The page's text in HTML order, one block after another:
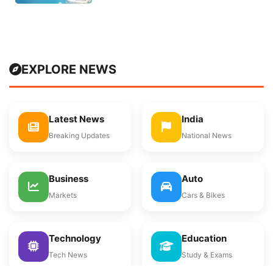
EXPLORE NEWS
Latest News
Breaking Updates
India
National News
Business
Markets
Auto
Cars & Bikes
Technology
Tech News
Education
Study & Exams